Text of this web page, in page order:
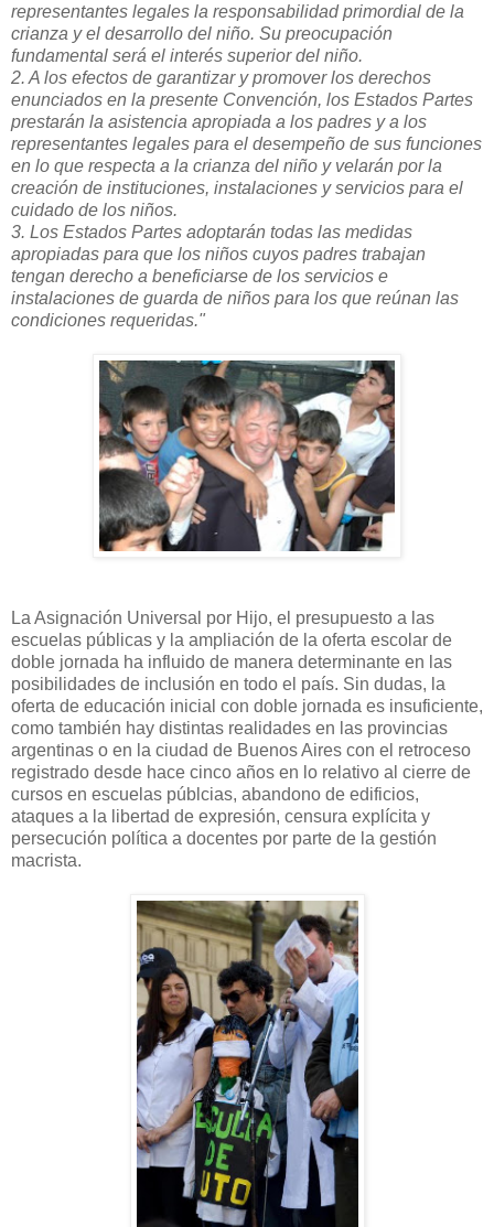
representantes legales la responsabilidad primordial de la
crianza y el desarrollo del niño. Su preocupación
fundamental será el interés superior del niño.
2. A los efectos de garantizar y promover los derechos
enunciados en la presente Convención, los Estados Partes
prestarán la asistencia apropiada a los padres y a los
representantes legales para el desempeño de sus funciones
en lo que respecta a la crianza del niño y velarán por la
creación de instituciones, instalaciones y servicios para el
cuidado de los niños.
3. Los Estados Partes adoptarán todas las medidas
apropiadas para que los niños cuyos padres trabajan
tengan derecho a beneficiarse de los servicios e
instalaciones de guarda de niños para los que reúnan las
condiciones requeridas."
La Asignación Universal por Hijo, el presupuesto a las
escuelas públicas y la ampliación de la oferta escolar de
doble jornada ha influido de manera determinante en las
posibilidades de inclusión en todo el país. Sin dudas, la
oferta de educación inicial con doble jornada es insuficiente,
como también hay distintas realidades en las provincias
argentinas o en la ciudad de Buenos Aires con el retroceso
registrado desde hace cinco años en lo relativo al cierre de
cursos en escuelas públcias, abandono de edificios,
ataques a la libertad de expresión, censura explícita y
persecución política a docentes por parte de la gestión
macrista.